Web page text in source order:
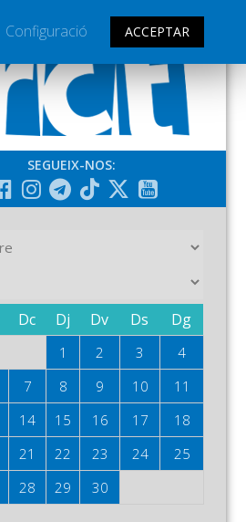
SEGUEIX-NOS:
Dc Dj Dv Ds Dg
1 2 3
4
7 8 9 10
11
14 15 16 17
18
21 22 23 24
25
28 29 30
Configuració ACCEPTAR